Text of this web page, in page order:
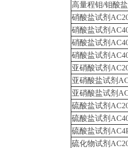
高量程钼/钼酸
硝酸盐试剂
硝酸盐试剂
硝酸盐试剂
硝酸盐试剂
亚硝酸试剂
亚硝酸盐试剂
亚硝酸盐试剂
硫酸盐试剂
硫酸盐试剂
硫酸盐试剂
硫化物试剂